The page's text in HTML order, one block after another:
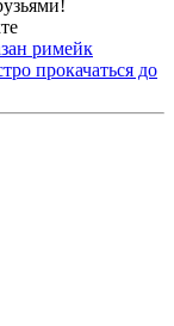
римейк
прокачаться до